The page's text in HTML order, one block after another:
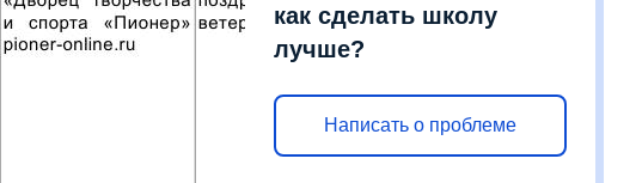
как сделать школу
лучше?
Написать о проблеме